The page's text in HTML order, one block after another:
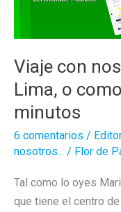
Viaje con
Lima, o
minutos
6 comentarios /
nosotros... / Flor de
Tal como lo oyes
que tiene el centro